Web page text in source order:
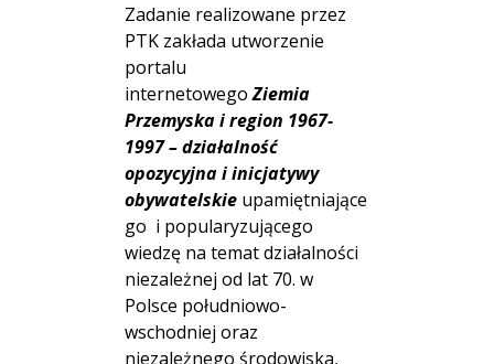
Zadanie realizowane przez
PTK zakłada utworzenie
portalu
internetowegoZiemia
Przemyska i region 1967-
1997 – działalność
opozycyjna i inicjatywy
obywatelskieupamiętniające
go i popularyzującego
wiedzę na temat działalności
niezależnej od lat 70. w
Polsce południowo-
wschodniej oraz
niezależnego środowiska,